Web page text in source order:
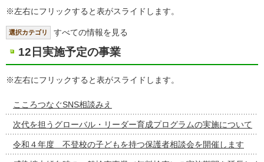
※左右にフリックすると表がスライドします。
選択カテゴリ すべての情報を見る
12日実施予定の事業
※左右にフリックすると表がスライドします。
こころつなぐSNS相談みえ
次代を担うグローバル・リーダー育成プログラムの実施について
令和４年度 不登校の子どもを持つ保護者相談会を開催します